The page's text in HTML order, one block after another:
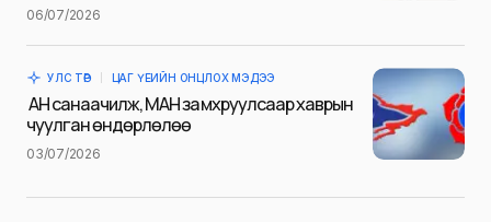
time I comment.
Илгээх
06/07/2026
УЛС ТӨР ЦАГ ҮЕИЙН ОНЦЛОХ МЭДЭЭ
АН санаачилж, МАН замхруулсаар хаврын
чуулган өндөрлөлөө
03/07/2026